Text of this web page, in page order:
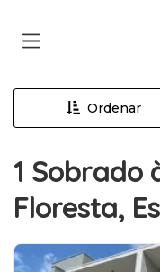
Ordenar
1 Sobrado
Floresta,